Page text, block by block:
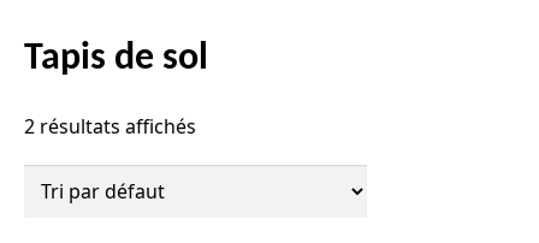
Tapis de sol
2 résultats affichés